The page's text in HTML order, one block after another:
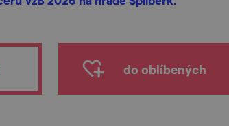
do oblíbených